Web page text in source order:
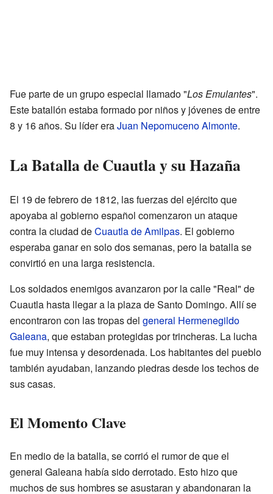
Fue parte de un grupo especial llamado "Los Emulantes".
Este batallón estaba formado por niños y jóvenes de entre
8 y 16 años. Su líder eraJuan Nepomuceno Almonte.
La Batalla de Cuautla y su Hazaña
El 19 de febrero de 1812, las fuerzas del ejército que
apoyaba al gobierno español comenzaron un ataque
contra la ciudad deCuautla de Amilpas. El gobierno
esperaba ganar en solo dos semanas, pero la batalla se
convirtió en una larga resistencia.
Los soldados enemigos avanzaron por la calle "Real" de
Cuautla hasta llegar a la plaza de Santo Domingo. Allí se
encontraron con las tropas del general Hermenegildo
Galeana, que estaban protegidas por trincheras. La lucha
fue muy intensa y desordenada. Los habitantes del pueblo
también ayudaban, lanzando piedras desde los techos de
sus casas.
El Momento Clave
En medio de la batalla, se corrió el rumor de que el
general Galeana había sido derrotado. Esto hizo que
muchos de sus hombres se asustaran y abandonaran la